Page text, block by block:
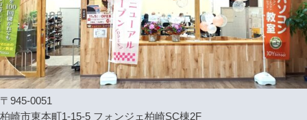
〒945-0051
柏崎市東本町1-15-5 フォンジェ柏崎SC棟2F